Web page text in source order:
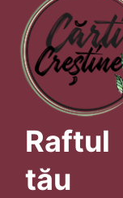
Raftul
tău